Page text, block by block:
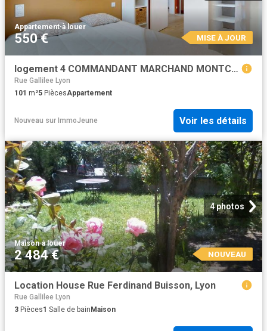
Appartement·à louer
550 € MISE À JOUR
logement 4 COMMANDANT MARCHAND MONTCHAT
Rue Gallilee Lyon
101 m²5 PiècesAppartement
Nouveau sur ImmoJeune Voir les détails
4 photos
Maison·à louer
2 484 € NOUVEAU
Location House Rue Ferdinand Buisson, Lyon
Rue Gallilee Lyon
3 Pièces1 Salle de bain Maison